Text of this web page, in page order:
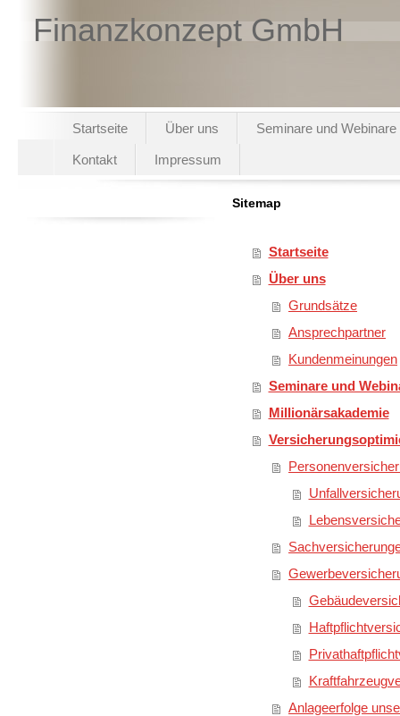
Finanzkonzept GmbH
Startseite Über uns Seminare und Webinare
Kontakt Impressum
Sitemap
Startseite
Über uns
Grundsätze
Ansprechpartner
Kundenmeinungen
Seminare und
Millionärsakademie
Anlageerfolge